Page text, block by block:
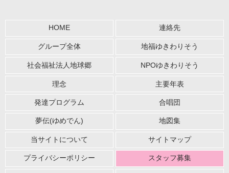
HOME 連絡先
グループ全体 地福ゆきわりそう
社会福祉法人地球郷 NPOゆきわりそう
理念 主要年表
発達プログラム 合唱団
夢伝(ゆめでん) 地図集
当サイトについて サイトマップ
プライバシーポリシー スタッフ募集